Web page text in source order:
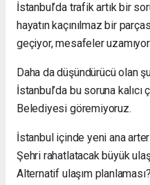
İstanbul’da trafik artık bir
hayatın kaçınılmaz bir
geçiyor, mesafeler
Daha da düşündürücü olan
İstanbul’da bu soruna
Belediyesi göremiyoruz.
İstanbul içinde yeni ana
Şehri rahatlatacak büyük
Alternatif ulaşım